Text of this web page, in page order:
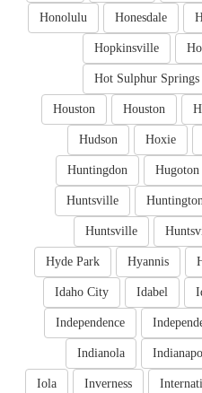
Honesdale
Honolulu
Hopkinsville
Hot Sulphur Springs
Houston
Houston
Hoxie
Hudson
Hugoton
Huntingdon
Huntsville
Huntsville
Hyannis
Hyde Park
Idabel
Idaho City
Independence
Indianola
Inverness
Iola